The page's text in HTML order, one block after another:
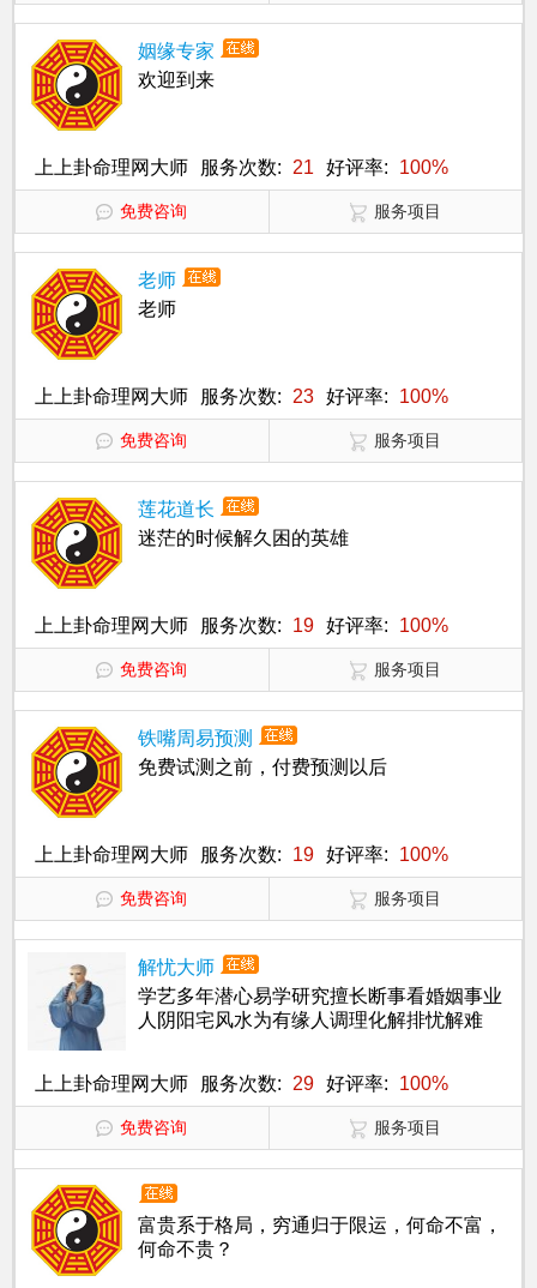
姻缘专家
欢迎到来
上上卦命理网大师 服务次数: 21 好评率: 100%
免费咨询 服务项目
老师
老师
上上卦命理网大师 服务次数: 23 好评率: 100%
免费咨询 服务项目
莲花道长
迷茫的时候解久困的英雄
上上卦命理网大师 服务次数: 19 好评率: 100%
免费咨询 服务项目
铁嘴周易预测
免费试测之前，付费预测以后
上上卦命理网大师 服务次数: 19 好评率: 100%
免费咨询 服务项目
解忧大师
学艺多年潜心易学研究擅长断事看婚姻事业
人阴阳宅风水为有缘人调理化解排忧解难
上上卦命理网大师 服务次数: 29 好评率: 100%
免费咨询 服务项目
富贵系于格局，穷通归于限运，何命不富，
何命不贵？